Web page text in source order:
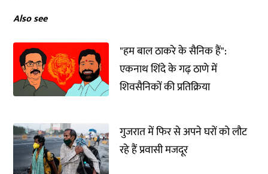
Also see
"हम बाल ठाकरे के सैनिक हैं":
एकनाथ शिंदे के गढ़ ठाणे में
शिवसैनिकों की प्रतिक्रिया
गुजरात में फिर से अपने घरों को लौट
रहे हैं प्रवासी मजदूर